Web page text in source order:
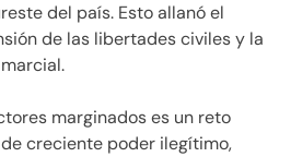
del país. Esto allanó el
de las libertades civiles y la
marginados es un reto
creciente poder ilegítimo,